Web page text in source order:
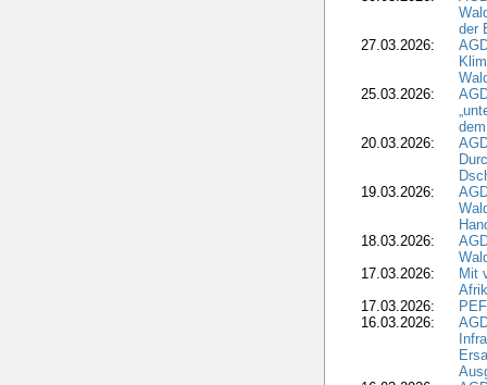
der
27.03.2026:
25.03.2026:
20.03.2026:
19.03.2026:
18.03.2026:
17.03.2026:
Mit
17.03.2026:
16.03.2026: